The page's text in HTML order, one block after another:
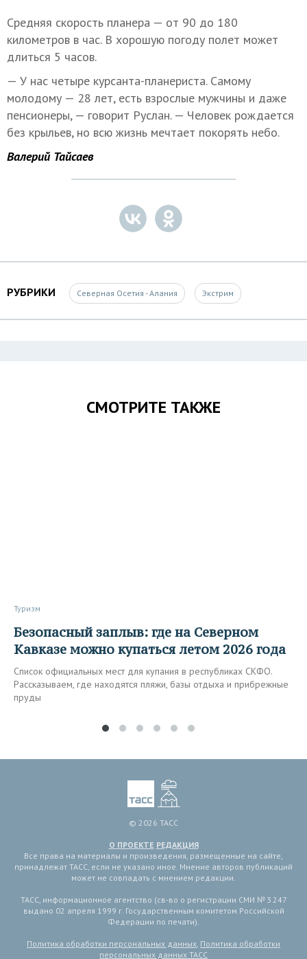
Средняя скорость планера — от 90 до 180
километров в час. В хорошую погоду полет может
длиться 5 часов.
— У нас четыре курсанта-планериста. Самому
молодому — 28 лет, есть взрослые мужчины и даже
пенсионеры, — говорит Руслан. — Человек рождается
без крыльев, но всю жизнь мечтает покорять небо.
Валерий Тайсаев
РУБРИКИ Северная Осетия - Алания Экстрим
СМОТРИТЕ ТАКЖЕ
Туризм
Безопасный заплыв: где на Северном
Кавказе можно купаться летом 2026 года
Список официальных мест для купания в республиках СКФО.
Рассказываем, где находятся пляжи, базы отдыха и прибрежные
пруды
© 2026 ТАСС
О ПРОЕКТЕ РЕДАКЦИЯ
Все права на материалы и произведения, размещенные на сайте,
принадлежат ТАСС, если не указано иное. Мнение авторов публикаций
может не совпадать с мнением редакции.
ТАСС, информационное агентство (св-во о регистрации СМИ № 3 247
выдано 02 апреля 1999 г. Государственным комитетом Российской
Федерации по печати).
Политика обработки персональных данных, Политика обработки
персональных данных ТАСС